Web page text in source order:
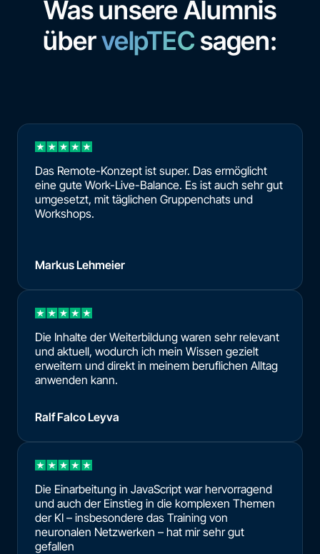
Was unsere Alumnis
übervelpTEC sagen:
Das Remote-Konzept ist super. Das ermöglicht
eine gute Work-Live-Balance. Es ist auch sehr gut
umgesetzt, mit täglichen Gruppenchats und
Workshops.
Markus Lehmeier
Die Inhalte der Weiterbildung waren sehr relevant
und aktuell, wodurch ich mein Wissen gezielt
erweitern und direkt in meinem beruflichen Alltag
anwenden kann.
Ralf Falco Leyva
Die Einarbeitung in JavaScript war hervorragend
und auch der Einstieg in die komplexen Themen
der KI – insbesondere das Training von
neuronalen Netzwerken – hat mir sehr gut
gefallen